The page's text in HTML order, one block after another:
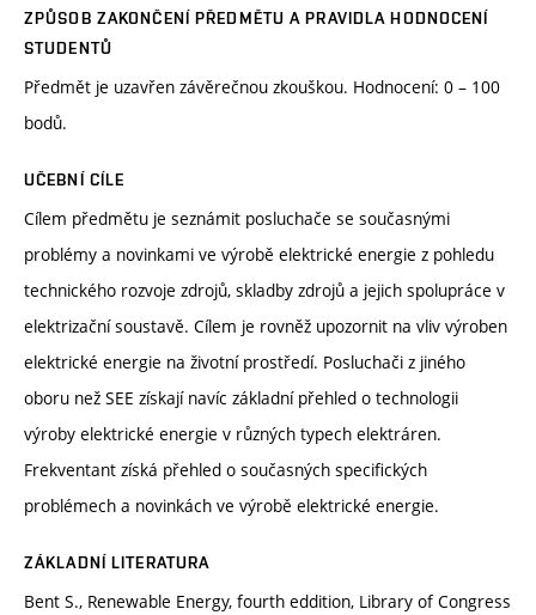
ZPŮSOB ZAKONČENÍ PŘEDMĚTU A PRAVIDLA HODNOCENÍ
STUDENTŮ
Předmět je uzavřen závěrečnou zkouškou. Hodnocení: 0 – 100
bodů.
UČEBNÍ CÍLE
Cílem předmětu je seznámit posluchače se současnými
problémy a novinkami ve výrobě elektrické energie z pohledu
technického rozvoje zdrojů, skladby zdrojů a jejich spolupráce v
elektrizační soustavě. Cílem je rovněž upozornit na vliv výroben
elektrické energie na životní prostředí. Posluchači z jiného
oboru než SEE získají navíc základní přehled o technologii
výroby elektrické energie v různých typech elektráren.
Frekventant získá přehled o současných specifických
problémech a novinkách ve výrobě elektrické energie.
ZÁKLADNÍ LITERATURA
Bent S., Renewable Energy, fourth eddition, Library of Congress